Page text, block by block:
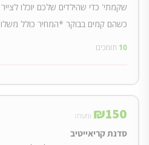
שקמתי' כדי שהילדים שלכם יוכלו
כשהם קמים בבוקר *המחיר כולל
10 תומכים
₪150 ומעלה
סדנת קריאייטיב